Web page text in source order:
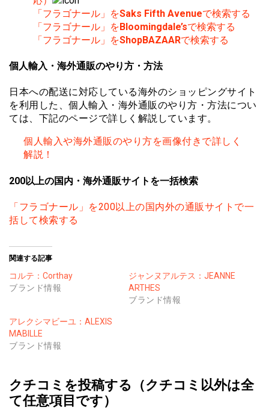
「フラゴナール」をSaks Fifth Avenueで検索する
「フラゴナール」をBloomingdale’sで検索する
「フラゴナール」をShopBAZAARで検索する
個人輸入・海外通販のやり方・方法
日本への配送に対応している海外のショッピングサイト
を利用した、個人輸入・海外通販のやり方・方法につい
ては、下記のページで詳しく解説しています。
個人輸入や海外通販のやり方を画像付きで詳しく
解説！
200以上の国内・海外通販サイトを一括検索
「フラゴナール」を200以上の国内外の通販サイトで一
括して検索する
関連する記事
コルテ：Corthay
ブランド情報
ジャンヌアルテス：JEANNE
ARTHES
ブランド情報
アレクシマビーユ：ALEXIS
MABILLE
ブランド情報
クチコミを投稿する（クチコミ以外は全
て任意項目です）